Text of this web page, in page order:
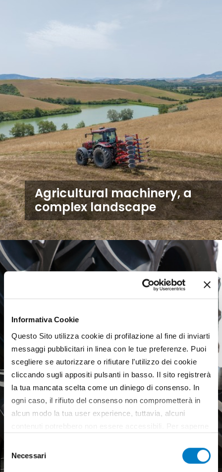
Informativa Cookie
Questo Sito utilizza cookie di profilazione al fine di inviarti
messaggi pubblicitari in linea con le tue preferenze. Puoi
scegliere se autorizzare o rifiutare l’utilizzo dei cookie
cliccando sugli appositi pulsanti in basso. Il sito registrerà
la tua mancata scelta come un diniego di consenso. In
ogni caso, il rifiuto del consenso non comprometterà in
alcun modo la tua user experience, tuttavia, alcuni
all’utilizzo di tutti, o solamente di alcuni di essi, ti
delNecessari
Agricultural machinery, a
complex landscape
European market